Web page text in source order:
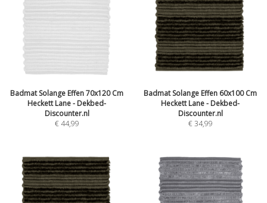
Badmat Solange Effen 70x120 Cm
Heckett Lane - Dekbed-
Discounter.nl
€ 44,99
Badmat Solange Effen 60x100 Cm
Heckett Lane - Dekbed-
Discounter.nl
€ 34,99